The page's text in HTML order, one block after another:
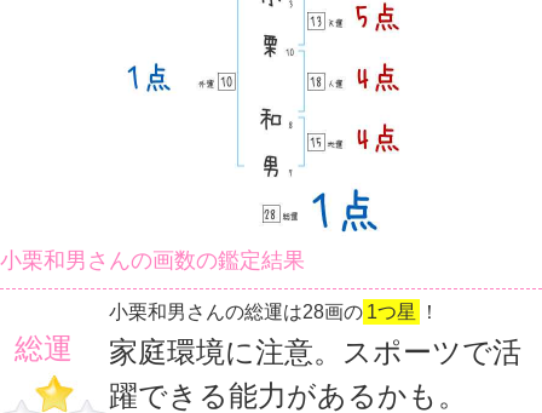
小栗和男さんの画数の鑑定結果
総運
小栗和男さんの総運は28画の 1つ星 ！
家庭環境に注意。スポーツで活
躍できる能力があるかも。